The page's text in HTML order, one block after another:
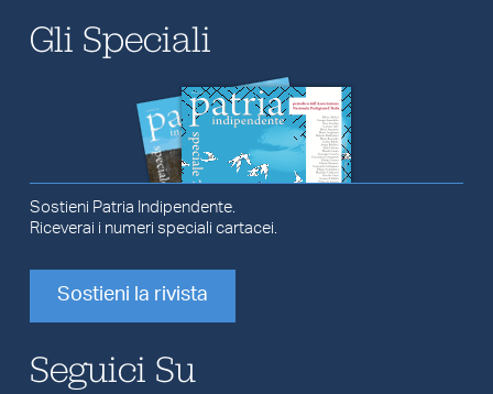
Gli Speciali
Sostieni Patria Indipendente.
Riceverai i numeri speciali cartacei.
Sostieni la rivista
Seguici Su